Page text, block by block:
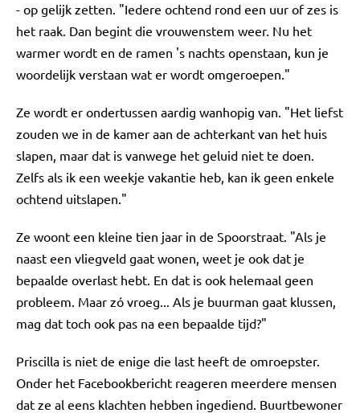
- op gelijk zetten. "Iedere ochtend rond een uur of zes is
het raak. Dan begint die vrouwenstem weer. Nu het
warmer wordt en de ramen 's nachts openstaan, kun je
woordelijk verstaan wat er wordt omgeroepen."
Ze wordt er ondertussen aardig wanhopig van. "Het liefst
zouden we in de kamer aan de achterkant van het huis
slapen, maar dat is vanwege het geluid niet te doen.
Zelfs als ik een weekje vakantie heb, kan ik geen enkele
ochtend uitslapen."
Ze woont een kleine tien jaar in de Spoorstraat. "Als je
naast een vliegveld gaat wonen, weet je ook dat je
bepaalde overlast hebt. En dat is ook helemaal geen
probleem. Maar zó vroeg... Als je buurman gaat klussen,
mag dat toch ook pas na een bepaalde tijd?"
Priscilla is niet de enige die last heeft de omroepster.
Onder het Facebookbericht reageren meerdere mensen
dat ze al eens klachten hebben ingediend. Buurtbewoner